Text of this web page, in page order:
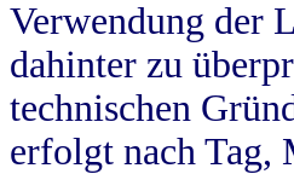
Verwendung der
dahinter zu
technischen
erfolgt nach Tag,